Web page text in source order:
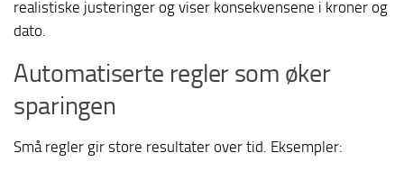
realistiske justeringer og viser konsekvensene i kroner og
dato.
Automatiserte regler som øker
sparingen
Små regler gir store resultater over tid. Eksempler: